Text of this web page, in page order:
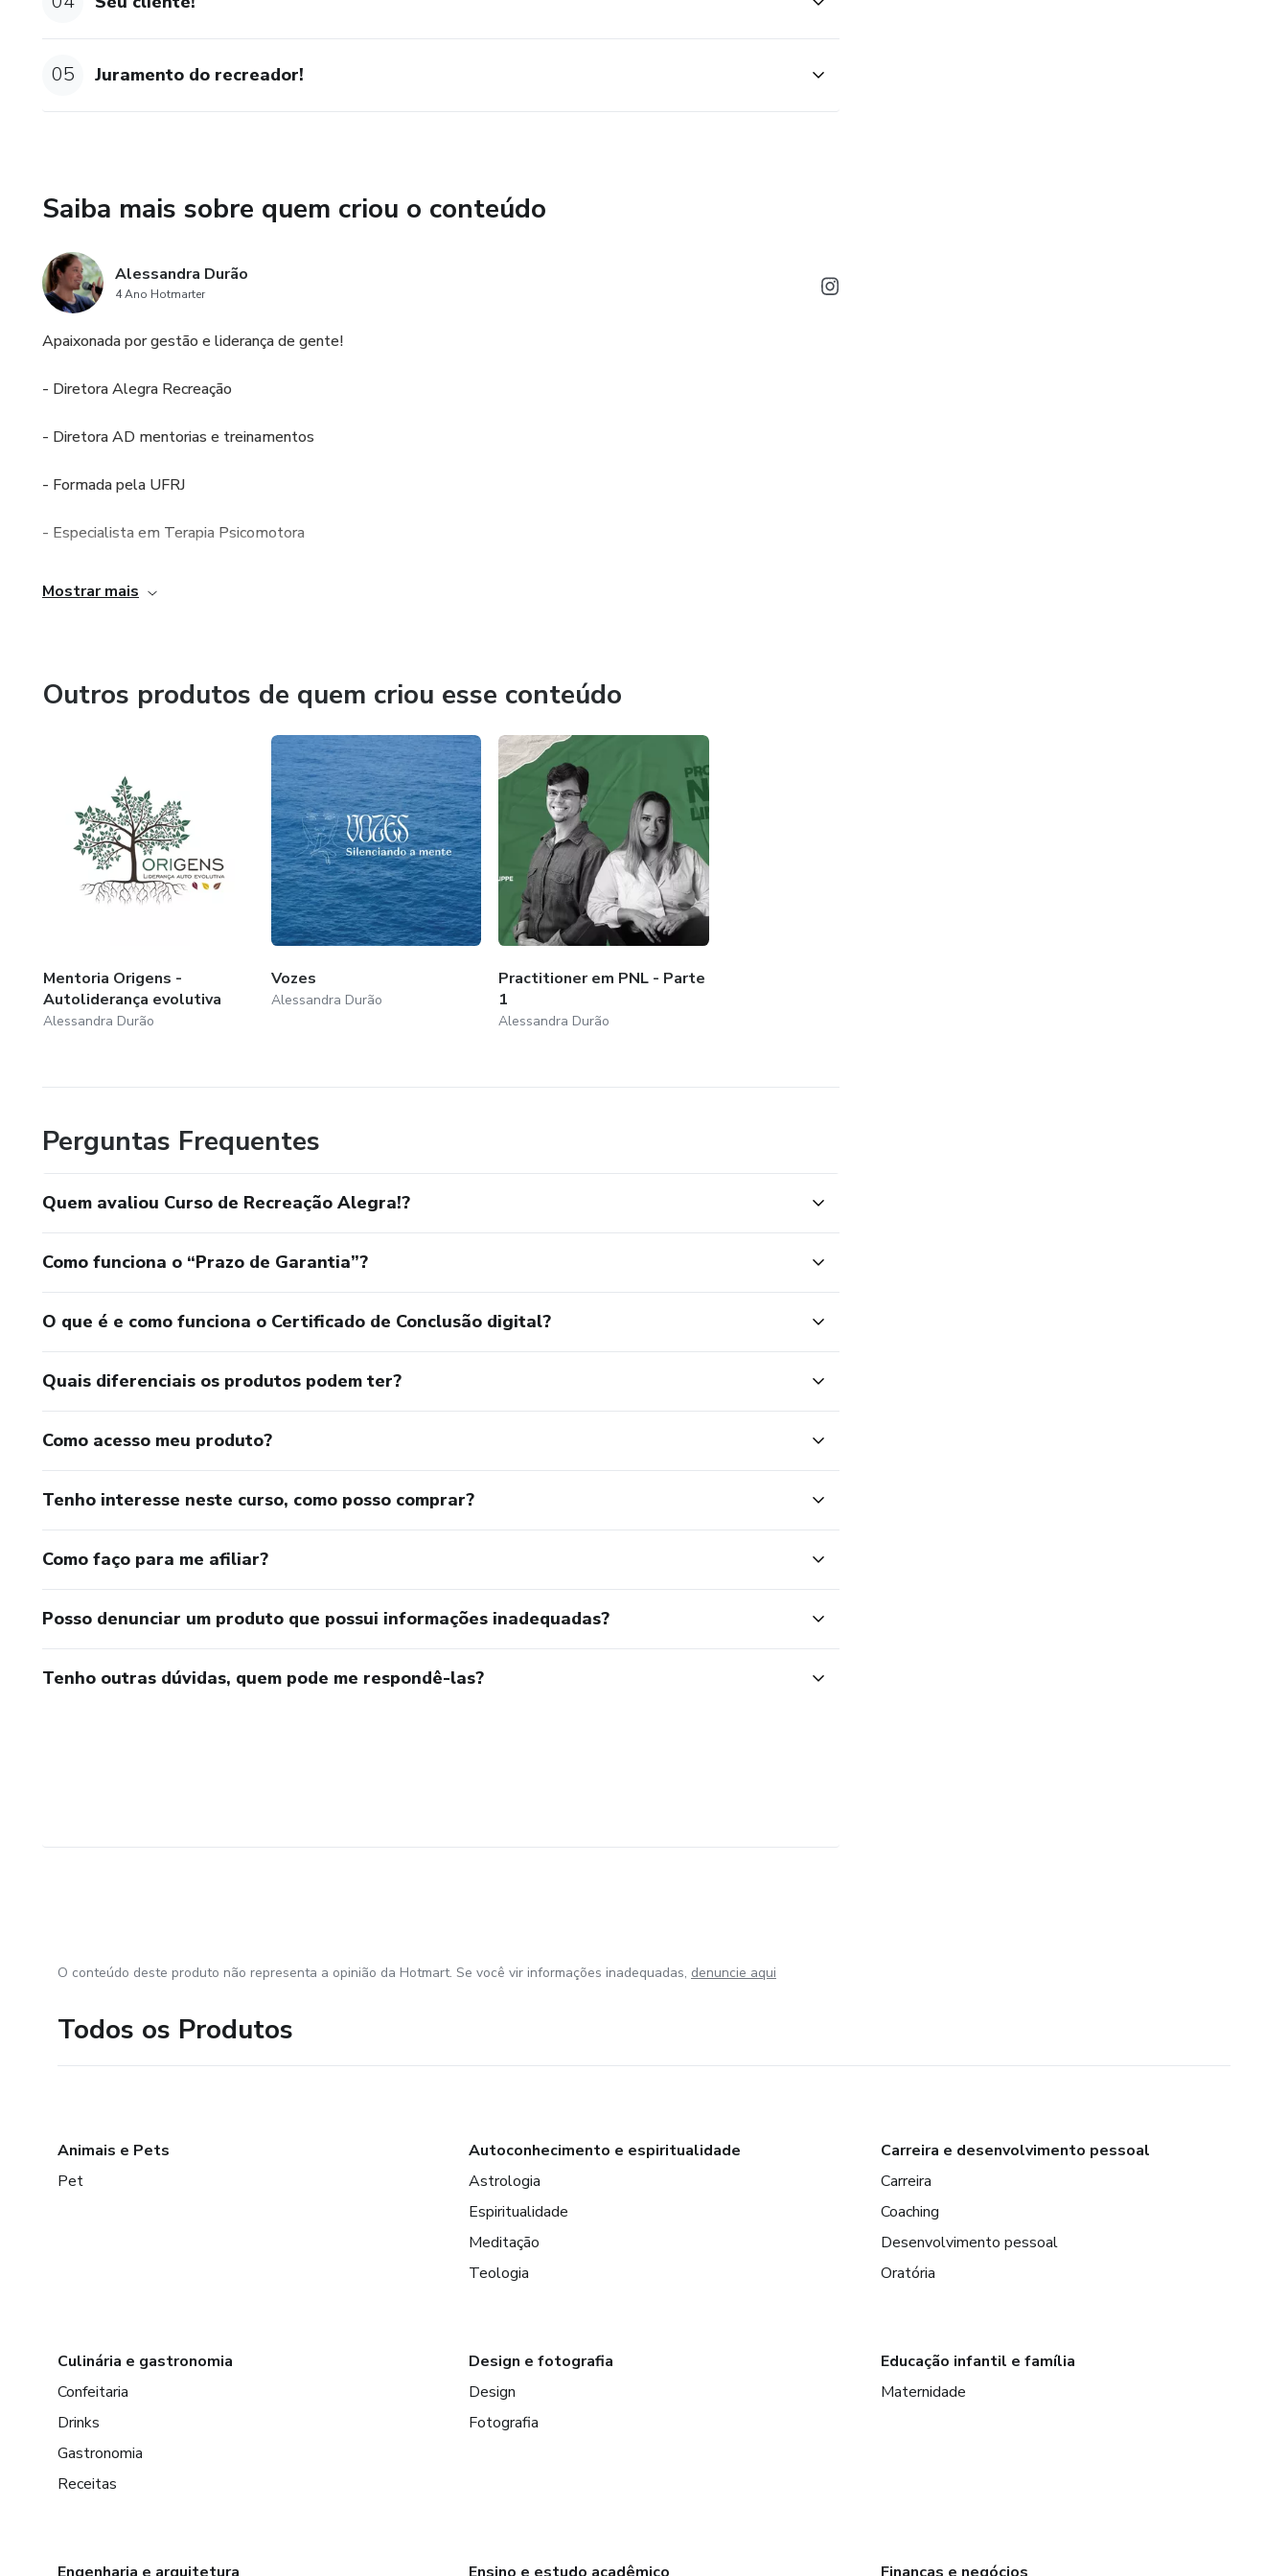
05 Juramento do recreador!
Saiba mais sobre quem criou o conteúdo
Alessandra Durão
4 Ano Hotmarter
Apaixonada por gestão e liderança de gente!
- Diretora Alegra Recreação
- Diretora AD mentorias e treinamentos
- Formada pela UFRJ
- Especialista em Terapia Psicomotora
- Trainer em PNL
Mostrar mais
Outros produtos de quem criou esse conteúdo
Mentoria Origens -
Autoliderança evolutiva
Alessandra Durão
Vozes
Alessandra Durão
Practitioner em PNL - Parte
1
Alessandra Durão
Perguntas Frequentes
Quem avaliou Curso de Recreação Alegra!?
Como funciona o “Prazo de Garantia”?
O que é e como funciona o Certificado de Conclusão digital?
Quais diferenciais os produtos podem ter?
Como acesso meu produto?
Tenho interesse neste curso, como posso comprar?
Como faço para me afiliar?
Posso denunciar um produto que possui informações inadequadas?
Tenho outras dúvidas, quem pode me respondê-las?
O conteúdo deste produto não representa a opinião da Hotmart. Se você vir informações inadequadas, denuncie aqui
Todos os Produtos
Animais e Pets
Pet
Autoconhecimento e espiritualidade
Astrologia
Espiritualidade
Meditação
Teologia
Carreira e desenvolvimento pessoal
Carreira
Coaching
Desenvolvimento pessoal
Oratória
Culinária e gastronomia
Confeitaria
Drinks
Gastronomia
Receitas
Design e fotografia
Design
Fotografia
Educação infantil e família
Maternidade